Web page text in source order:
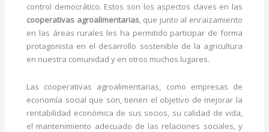
control democrático. Estos son los aspectos claves en las
cooperativas agroalimentarias, que junto al enraizamiento
en las áreas rurales les ha permitido participar de forma
protagonista en el desarrollo sostenible de la agricultura
en nuestra comunidad y en otros muchos lugares.
Las cooperativas agroalimentarias, como empresas de
economía social que son, tienen el objetivo de mejorar la
rentabilidad económica de sus socios, su calidad de vida,
el mantenimiento adecuado de las relaciones sociales, y